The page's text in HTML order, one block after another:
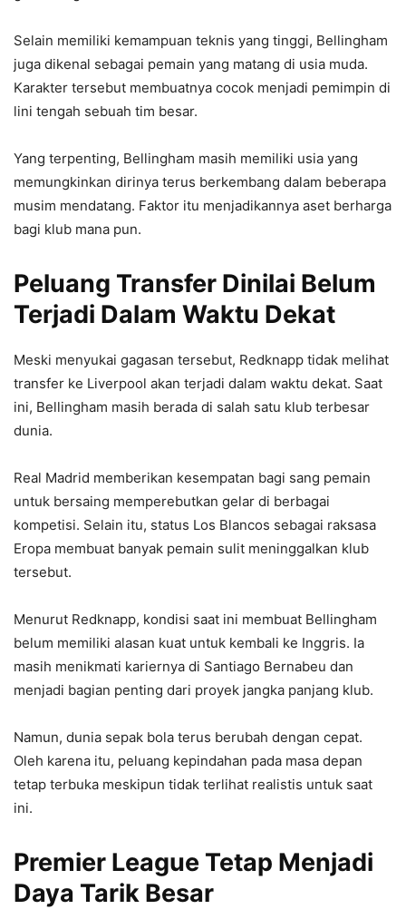
Selain memiliki kemampuan teknis yang tinggi, Bellingham
juga dikenal sebagai pemain yang matang di usia muda.
Karakter tersebut membuatnya cocok menjadi pemimpin di
lini tengah sebuah tim besar.
Yang terpenting, Bellingham masih memiliki usia yang
memungkinkan dirinya terus berkembang dalam beberapa
musim mendatang. Faktor itu menjadikannya aset berharga
bagi klub mana pun.
Peluang Transfer Dinilai Belum
Terjadi Dalam Waktu Dekat
Meski menyukai gagasan tersebut, Redknapp tidak melihat
transfer ke Liverpool akan terjadi dalam waktu dekat. Saat
ini, Bellingham masih berada di salah satu klub terbesar
dunia.
Real Madrid memberikan kesempatan bagi sang pemain
untuk bersaing memperebutkan gelar di berbagai
kompetisi. Selain itu, status Los Blancos sebagai raksasa
Eropa membuat banyak pemain sulit meninggalkan klub
tersebut.
Menurut Redknapp, kondisi saat ini membuat Bellingham
belum memiliki alasan kuat untuk kembali ke Inggris. Ia
masih menikmati kariernya di Santiago Bernabeu dan
menjadi bagian penting dari proyek jangka panjang klub.
Namun, dunia sepak bola terus berubah dengan cepat.
Oleh karena itu, peluang kepindahan pada masa depan
tetap terbuka meskipun tidak terlihat realistis untuk saat
ini.
Premier League Tetap Menjadi
Daya Tarik Besar